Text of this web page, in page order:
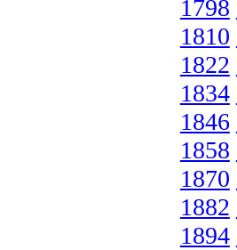
1798
1810
1822
1834
1846
1858
1870
1882
1894